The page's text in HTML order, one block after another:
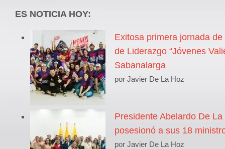
ES NOTICIA HOY:
Exitosa primera jornada
de Liderazgo “Jóvenes
Sabanalarga
por Javier De La Hoz
Presidente Abelardo De
posesionó a sus 18
por Javier De La Hoz